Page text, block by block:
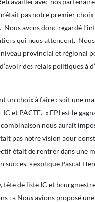
avec nos
pas notre premier
Nous avons donc regardé
qui nous attendent.
provincial et régional
des relais politiques à
un choix à faire : soit une
et PACTE. « EPI est le
nous aurait
pas notre vision pour
était de rentrer dans une
succès. » explique Pascal
tête de liste IC et
: « Nous avions proposé